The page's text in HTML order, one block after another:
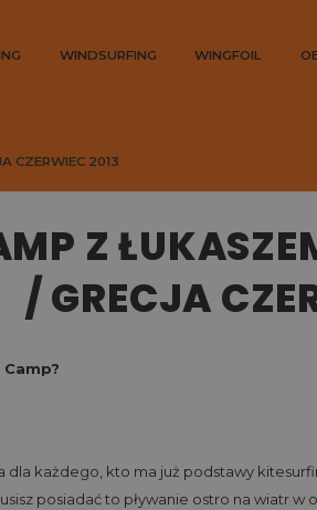
WINDSURFING WINGFOIL
CZERWIEC 2013
Z
/ GRECJA
dla każdego, kto ma już podstawy
posiadać to pływanie ostro na wiatr